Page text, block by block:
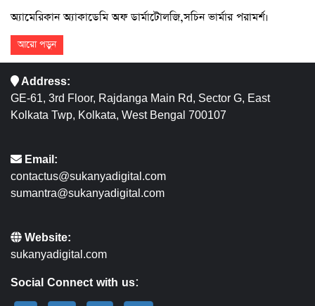
অ্যামেরিকান অ্যাকাডেমি অফ ডার্মাটোলজি,সচিন ভার্মার পরামর্শ।
আরো পড়ুন
Address:
GE-61, 3rd Floor, Rajdanga Main Rd, Sector G, East
Kolkata Twp, Kolkata, West Bengal 700107
Email:
contactus@sukanyadigital.com
sumantra@sukanyadigital.com
Website:
sukanyadigital.com
Social Connect with us: